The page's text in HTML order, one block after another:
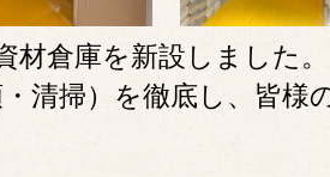
材倉庫を新設しました。
・清掃）を徹底し、皆